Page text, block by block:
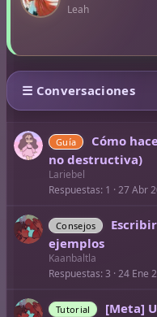
Leah
☰ Conversaciones
Guía
Cómo
no destructiva)
Lariebel
Respuestas 1 27 Abr
Consejos
ejemplos
Kaanbaltla
Respuestas 3 24 Ene
Tutorial
[Meta]